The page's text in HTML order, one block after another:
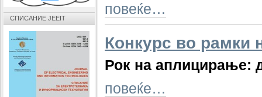
повеќе…
Конкурс во рамки
Рок на аплицирање:
повеќе…
СПИСАНИЕ JEEIT